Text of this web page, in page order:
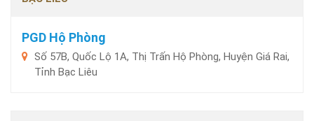
PGD Hộ Phòng
Số 57B, Quốc Lộ 1A, Thị Trấn Hộ Phòng, Huyện Giá Rai,
Tỉnh Bạc Liêu